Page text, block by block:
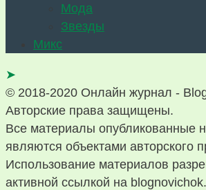
Мода
Звезды
Микс
➤
© 2018-2020 Онлайн журнал -
Авторские права защищены.
Все материалы опубликованные
являются объектами авторского
Использование материалов
активной ссылкой на